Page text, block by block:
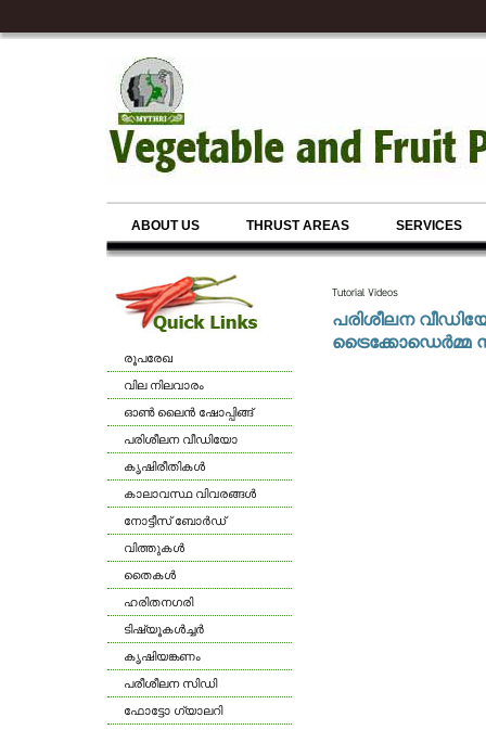
ABOUT US THRUST AREAS SERVICES
രൂപരേഖ
വില നിലവാരം
ഓണ്‍ ലൈന്‍ ഷോപ്പിങ്ങ്
പരിശീലന വീഡിയോ
കൃഷിരീതികള്‍
കാലാവസ്ഥ വിവരങ്ങള്‍
നോട്ടീസ് ബോര്‍ഡ്
വിത്തുകള്‍
തൈകള്‍
ഹരിതനഗരി
ടിഷ്യൂകള്‍ച്ചര്‍
കൃഷിയങ്കണം
പരീശീലന സിഡി
ഫോട്ടോ ഗ്യാലറി
Tutorial Videos
പരിശീലന
ട്രൈക്കോഡെര്‍മ്മ